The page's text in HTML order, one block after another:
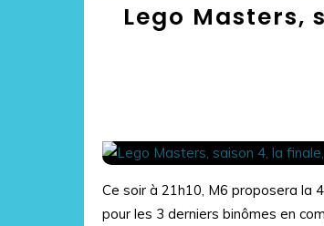
Lego Masters,
Ce soir à 21h10, M6 proposera la
pour les 3 derniers binômes en